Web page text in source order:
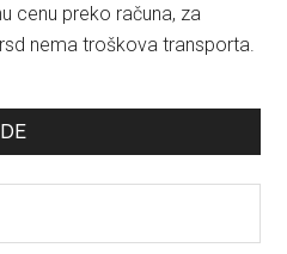
cenu preko računa, za
nema troškova transporta.